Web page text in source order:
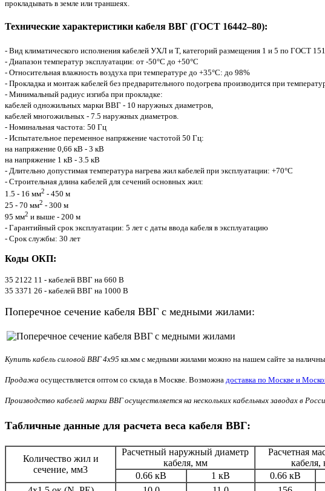
прокладывать в земле или траншеях.
Технические характеристики кабеля ВВГ (ГОСТ 16442–80):
- Вид климатического исполнения кабелей УХЛ и Т, категорий размещения 1 и 5 по ГОСТ
- Диапазон температур эксплуатации: от -50°С до +50°С
- Относительная влажность воздуха при температуре до +35°С: до 98%
- Прокладка и монтаж кабелей без предварительного подогрева производится при
- Минимальный радиус изгиба при прокладке:
кабелей одножильных марки ВВГ - 10 наружных диаметров,
кабелей многожильных - 7.5 наружных диаметров.
- Номинальная частота: 50 Гц
- Испытательное переменное напряжение частотой 50 Гц:
на напряжение 0,66 кВ - 3 кВ
на напряжение 1 кВ - 3.5 кВ
- Длительно допустимая температура нагрева жил кабелей при эксплуатации: +70°С
- Строительная длина кабелей для сечений основных жил:
1.5 - 16 мм2 - 450 м
25 - 70 мм2 - 300 м
95 мм2 и выше - 200 м
- Гарантийный срок эксплуатации: 5 лет с даты ввода кабеля в эксплуатацию
- Срок службы: 30 лет
Коды ОКП:
35 2122 11 - кабелей ВВГ на 660 В
35 3371 26 - кабелей ВВГ на 1000 В
Поперечное сечение кабеля ВВГ с медными жилами:
Купить кабель силовой ВВГ 4х95 кв.мм с медными жилами можно на нашем сайте за
Продажа осуществляется оптом со склада в Москве. Возможна доставка по Москве и
Производство кабелей марки ВВГ осуществляется на нескольких кабельных заводах в
Табличные данные для расчета веса кабеля ВВГ:
Количество жил и
сечение, мм3
Расчетный наружный диаметр
кабеля, мм
Расчетная
кабеля,
0.66 кВ
1 кВ 0.66 кВ